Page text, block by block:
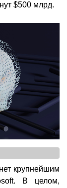
$500 млрд.
крупнейшим
В целом,